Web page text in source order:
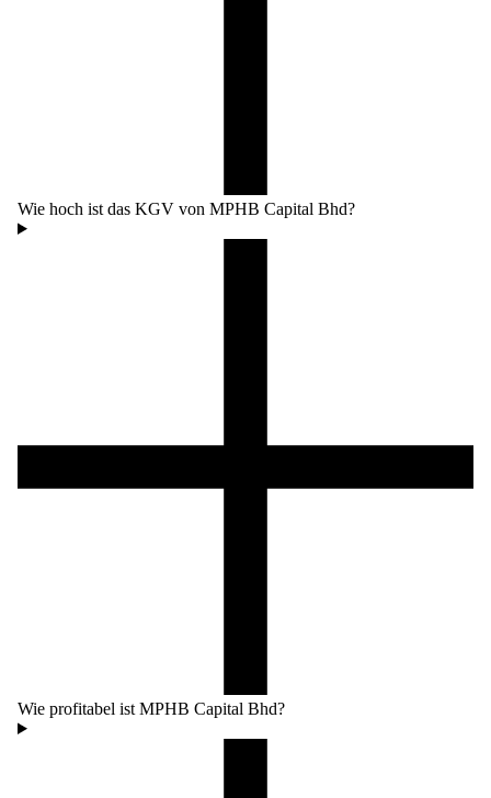
Wie hoch ist das KGV von MPHB Capital Bhd?
Wie profitabel ist MPHB Capital Bhd?